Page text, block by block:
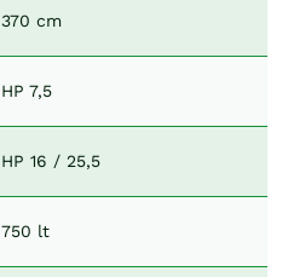
370 cm
HP 7,5
HP 16 / 25,5
750 lt